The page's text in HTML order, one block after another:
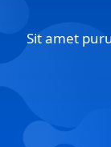
Sit amet